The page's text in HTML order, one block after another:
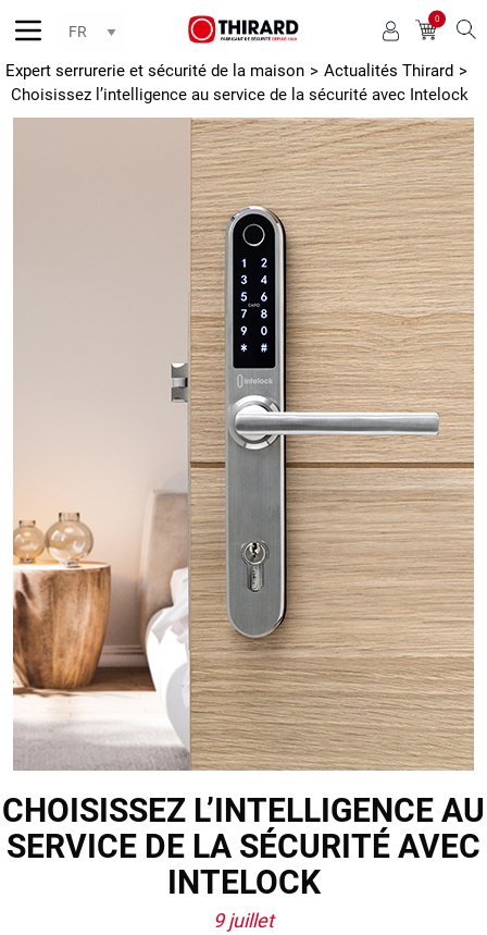
0
Expert serrurerie et sécurité de la maison > Actualités Thirard >
Choisissez l’intelligence au service de la sécurité avec Intelock
CHOISISSEZ L’INTELLIGENCE AU
SERVICE DE LA SÉCURITÉ AVEC
INTELOCK
9 juillet